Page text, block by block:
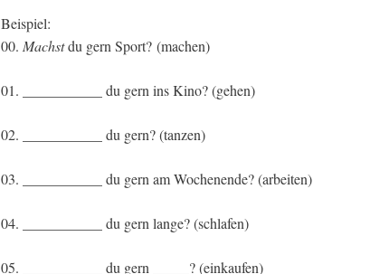
Beispiel:
00. Machstdu gern Sport? (machen)
01. ___________ du gern ins Kino? (gehen)
02. ___________ du gern? (tanzen)
03. ___________ du gern am Wochenende? (arbeiten)
04. ___________ du gern lange? (schlafen)
05. ___________ du gern _____? (einkaufen)